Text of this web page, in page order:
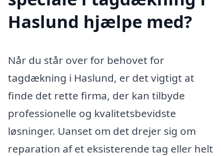
Haslund hjælpe med?
Når du står over for behovet for
tagdækning i Haslund, er det vigtigt at
finde det rette firma, der kan tilbyde
professionelle og kvalitetsbevidste
løsninger. Uanset om det drejer sig om
reparation af et eksisterende tag eller helt